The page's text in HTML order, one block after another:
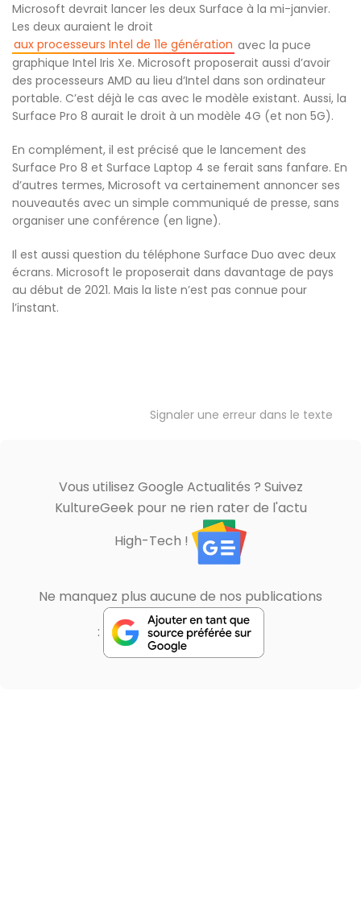
Microsoft devrait lancer les deux Surface à la mi-janvier.
Les deux auraient le droit
aux processeurs Intel de 11e génération avec la puce
graphique Intel Iris Xe. Microsoft proposerait aussi d’avoir
des processeurs AMD au lieu d’Intel dans son ordinateur
portable. C’est déjà le cas avec le modèle existant. Aussi, la
Surface Pro 8 aurait le droit à un modèle 4G (et non 5G).
En complément, il est précisé que le lancement des
Surface Pro 8 et Surface Laptop 4 se ferait sans fanfare. En
d’autres termes, Microsoft va certainement annoncer ses
nouveautés avec un simple communiqué de presse, sans
organiser une conférence (en ligne).
Il est aussi question du téléphone Surface Duo avec deux
écrans. Microsoft le proposerait dans davantage de pays
au début de 2021. Mais la liste n’est pas connue pour
l’instant.
Signaler une erreur dans le texte
Vous utilisez Google Actualités ? Suivez
KultureGeek pour ne rien rater de l'actu
High-Tech !
Ne manquez plus aucune de nos publications
: